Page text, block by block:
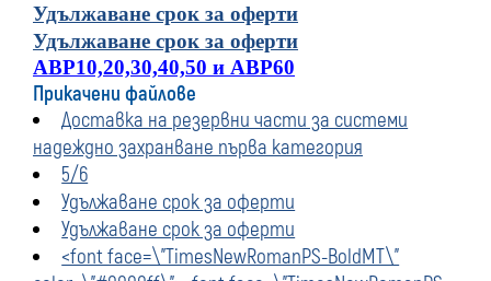
Удължаване срок за оферти
Удължаване срок за оферти
АВР10,20,30,40,50 и АВР60
Прикачени файлове
Доставка на резервни части за системи
надеждно захранване първа категория
5/6
Удължаване срок за оферти
Удължаване срок за оферти
<font face=\"TimesNewRomanPS-BoldMT\"